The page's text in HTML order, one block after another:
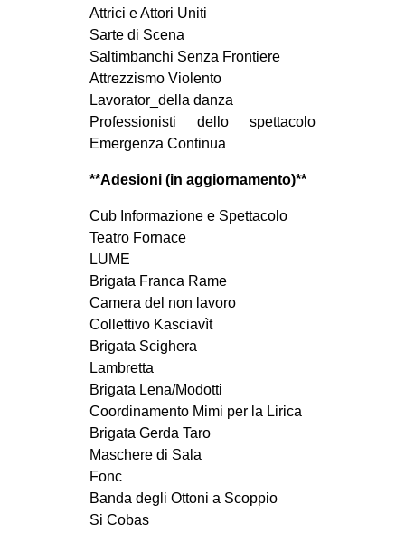
Attrici e Attori Uniti
Sarte di Scena
Saltimbanchi Senza Frontiere
Attrezzismo Violento
Lavorator_della danza
Professionisti dello spettacolo
Emergenza Continua
**Adesioni (in aggiornamento)**
Cub Informazione e Spettacolo
Teatro Fornace
LUME
Brigata Franca Rame
Camera del non lavoro
Collettivo Kasciavìt
Brigata Scighera
Lambretta
Brigata Lena/Modotti
Coordinamento Mimi per la Lirica
Brigata Gerda Taro
Maschere di Sala
Fonc
Banda degli Ottoni a Scoppio
Si Cobas